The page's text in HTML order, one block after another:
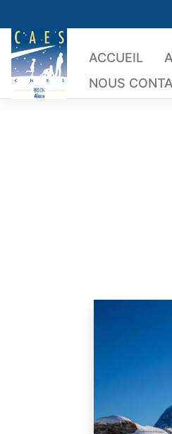
to
content
ACCUEIL
NOUS